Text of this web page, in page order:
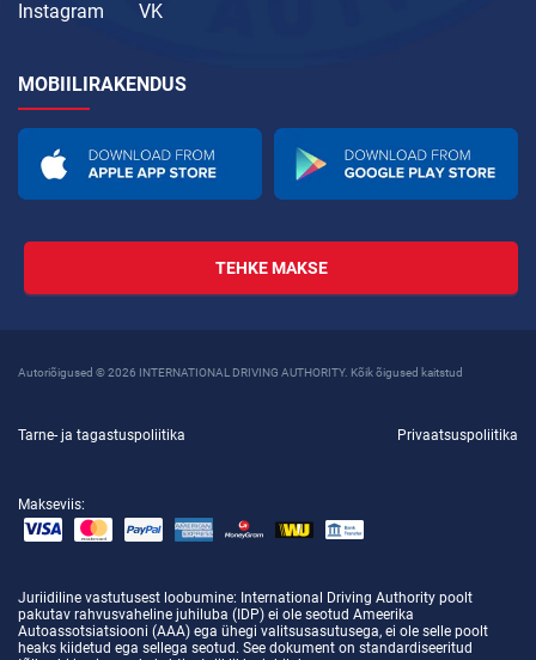
Instagram
VK
MOBIILIRAKENDUS
TEHKE MAKSE
Autoriõigused © 2026 INTERNATIONAL DRIVING AUTHORITY. Kõik õigused kaitstud
Tarne- ja tagastuspoliitika Privaatsuspoliitika
Makseviis:
Juriidiline vastutusest loobumine: International Driving Authority poolt
pakutav rahvusvaheline juhiluba (IDP) ei ole seotud Ameerika
Autoassotsiatsiooni (AAA) ega ühegi valitsusasutusega, ei ole selle poolt
heaks kiidetud ega sellega seotud. See dokument on standardiseeritud